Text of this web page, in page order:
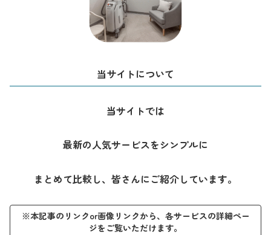
当サイトについて
当サイトでは
最新の人気サービスをシンプルに
まとめて比較し、皆さんにご紹介しています。
※本記事のリンクor画像リンクから、各サービスの詳細ペー
ジをご覧いただけます。